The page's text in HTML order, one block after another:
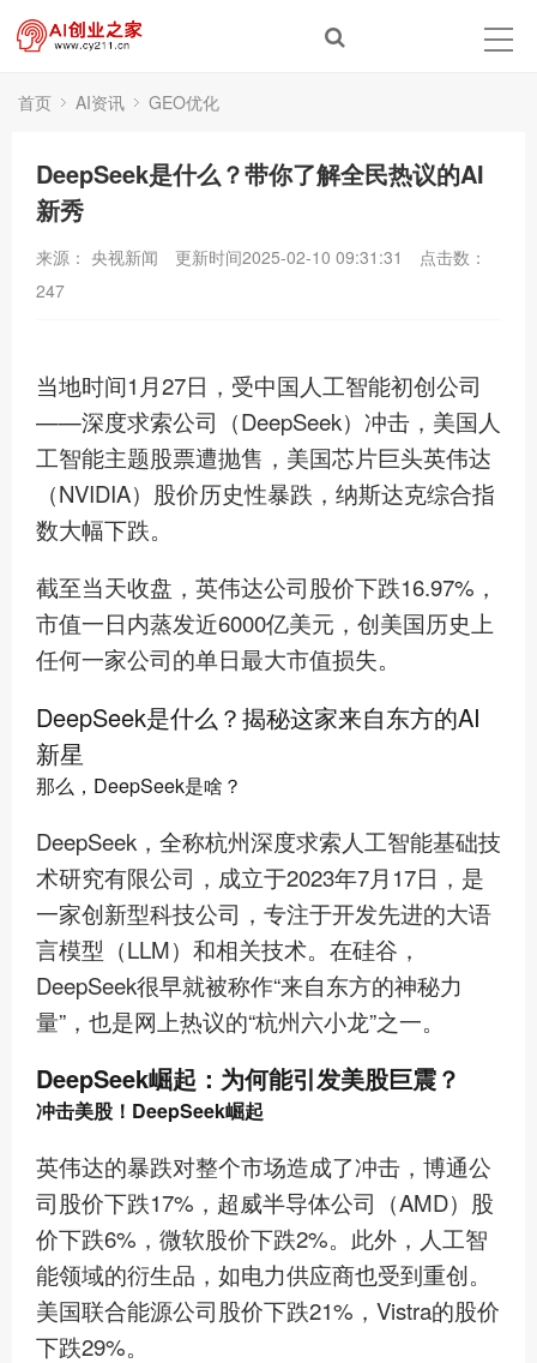
首页 AI资讯 GEO优化
DeepSeek是什么？带你了解全民热议的AI
新秀
来源： 央视新闻 更新时间2025-02-10 09:31:31
点击数：
247
当地时间1月27日，受中国人工智能初创公司
——深度求索公司（DeepSeek）冲击，美国人
工智能主题股票遭抛售，美国芯片巨头英伟达
（NVIDIA）股价历史性暴跌，纳斯达克综合指
数大幅下跌。
截至当天收盘，英伟达公司股价下跌16.97%，
市值一日内蒸发近6000亿美元，创美国历史上
任何一家公司的单日最大市值损失。
DeepSeek是什么？揭秘这家来自东方的AI
新星
那么，DeepSeek是啥？
DeepSeek，全称杭州深度求索人工智能基础技
术研究有限公司，成立于2023年7月17日，是
一家创新型科技公司，专注于开发先进的大语
言模型（LLM）和相关技术。在硅谷，
DeepSeek很早就被称作“来自东方的神秘力
量”，也是网上热议的“杭州六小龙”之一。
DeepSeek崛起：为何能引发美股巨震？
冲击美股！DeepSeek崛起
英伟达的暴跌对整个市场造成了冲击，博通公
司股价下跌17%，超威半导体公司（AMD）股
价下跌6%，微软股价下跌2%。此外，人工智
能领域的衍生品，如电力供应商也受到重创。
美国联合能源公司股价下跌21%，Vistra的股价
下跌29%。